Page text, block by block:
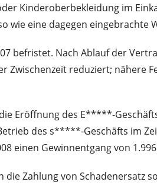
Kinderoberbekleidung im
wie eine dagegen eingebrachte
befristet. Nach Ablauf der
Zwischenzeit reduziert; nähere
Eröffnung des E*****-
des s*****-Geschäfts im
einen Gewinnentgang von
die Zahlung von Schadenersatz